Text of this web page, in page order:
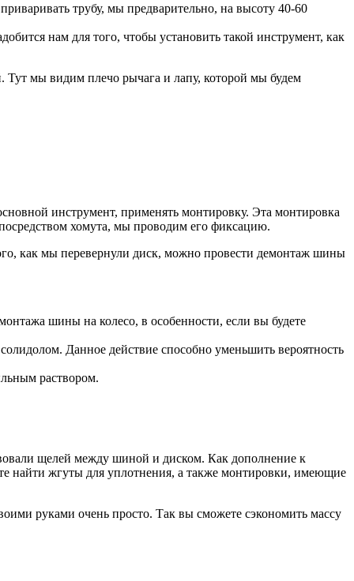
трубу, мы предварительно, на высоту 40-60
нам для того, чтобы установить такой инструмент, как
Тут мы видим плечо рычага и лапу, которой мы будем
инструмент, применять монтировку. Эта монтировка
хомута, мы проводим его фиксацию.
как мы перевернули диск, можно провести демонтаж шины
шины на колесо, в особенности, если вы будете
Данное действие способно уменьшить вероятность
раствором.
щелей между шиной и диском. Как дополнение к
найти жгуты для уплотнения, а также монтировки, имеющие
руками очень просто. Так вы сможете сэкономить массу